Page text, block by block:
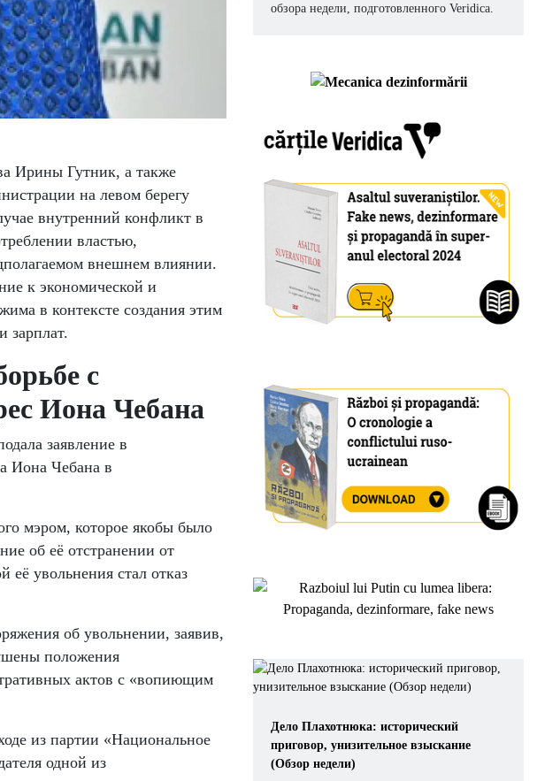
Ирины Гутник, а также
на левом берегу
внутренний конфликт в
властью,
внешнем влиянии.
к экономической и
в контексте создания этим
зарплат.
с
Иона Чебана
заявление в
Иона Чебана в
мэром, которое якобы было
об её отстранении от
её увольнения стал отказ
об увольнении, заявив,
положения
актов с «вопиющим
из партии «Национальное
одной из
обзора недели, подготовленного Veridica.
Дело Плахотнюка: исторический
приговор, унизительное взыскание
(Обзор недели)